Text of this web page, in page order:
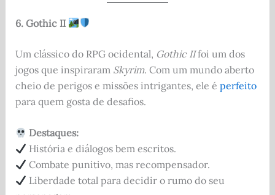
6. Gothic II
Um clássico do RPG ocidental, Gothic IIfoi um dos
jogos que inspiraram Skyrim. Com um mundo aberto
cheio de perigos e missões intrigantes, ele é perfeito
para quem gosta de desafios.
Destaques:
História e diálogos bem escritos.
Combate punitivo, mas recompensador.
Liberdade total para decidir o rumo do seu